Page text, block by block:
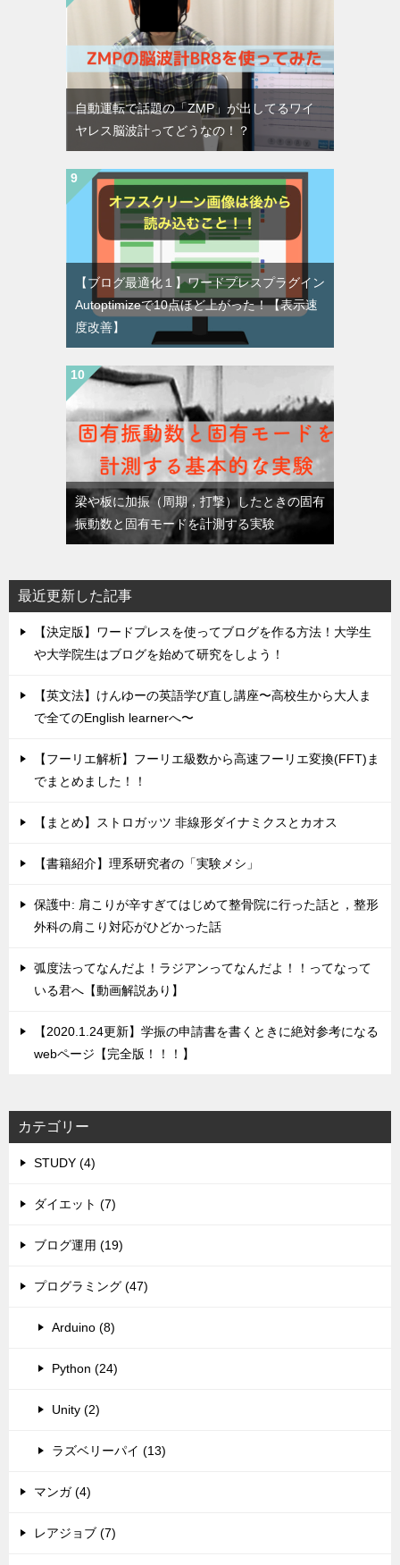
自動運転で話題の「ZMP」が出してるワイ
ヤレス脳波計ってどうなの！？
【ブログ最適化１】ワードプレスプラグイン
Autoptimizeで10点ほど上がった！【表示速
度改善】
梁や板に加振（周期，打撃）したときの固有
振動数と固有モードを計測する実験
最近更新した記事
【決定版】ワードプレスを使ってブログを作る方法！大学生
や大学院生はブログを始めて研究をしよう！
【英文法】けんゆーの英語学び直し講座〜高校生から大人ま
で全てのEnglish learnerへ〜
【フーリエ解析】フーリエ級数から高速フーリエ変換(FFT)ま
でまとめました！！
【まとめ】ストロガッツ 非線形ダイナミクスとカオス
【書籍紹介】理系研究者の「実験メシ」
保護中: 肩こりが辛すぎてはじめて整骨院に行った話と，整形
外科の肩こり対応がひどかった話
弧度法ってなんだよ！ラジアンってなんだよ！！ってなって
いる君へ【動画解説あり】
【2020.1.24更新】学振の申請書を書くときに絶対参考になる
webページ【完全版！！！】
カテゴリー
STUDY (4)
ダイエット (7)
ブログ運用 (19)
プログラミング (47)
Arduino (8)
Python (24)
Unity (2)
ラズベリーパイ (13)
マンガ (4)
レアジョブ (7)